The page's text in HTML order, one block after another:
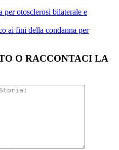
per otosclerosi bilaterale e
ai fini della condanna per
O RACCONTACI LA